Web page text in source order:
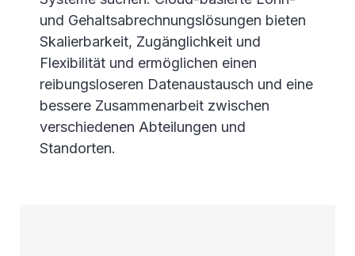
und Gehaltsabrechnungslösungen bieten
Skalierbarkeit, Zugänglichkeit und
Flexibilität und ermöglichen einen
reibungsloseren Datenaustausch und eine
bessere Zusammenarbeit zwischen
verschiedenen Abteilungen und
Standorten.